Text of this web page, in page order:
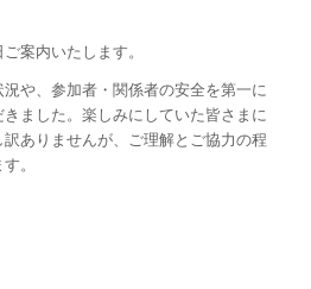
案内いたします。
や、参加者・関係者の安全を第一に
ました。楽しみにしていた皆さまに
ありませんが、ご理解とご協力の程
。